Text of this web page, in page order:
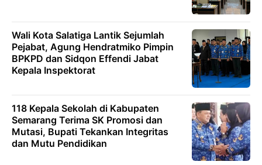
Wali Kota Salatiga Lantik Sejumlah
Pejabat, Agung Hendratmiko Pimpin
BPKPD dan Sidqon Effendi Jabat
Kepala Inspektorat
118 Kepala Sekolah di Kabupaten
Semarang Terima SK Promosi dan
Mutasi, Bupati Tekankan Integritas
dan Mutu Pendidikan